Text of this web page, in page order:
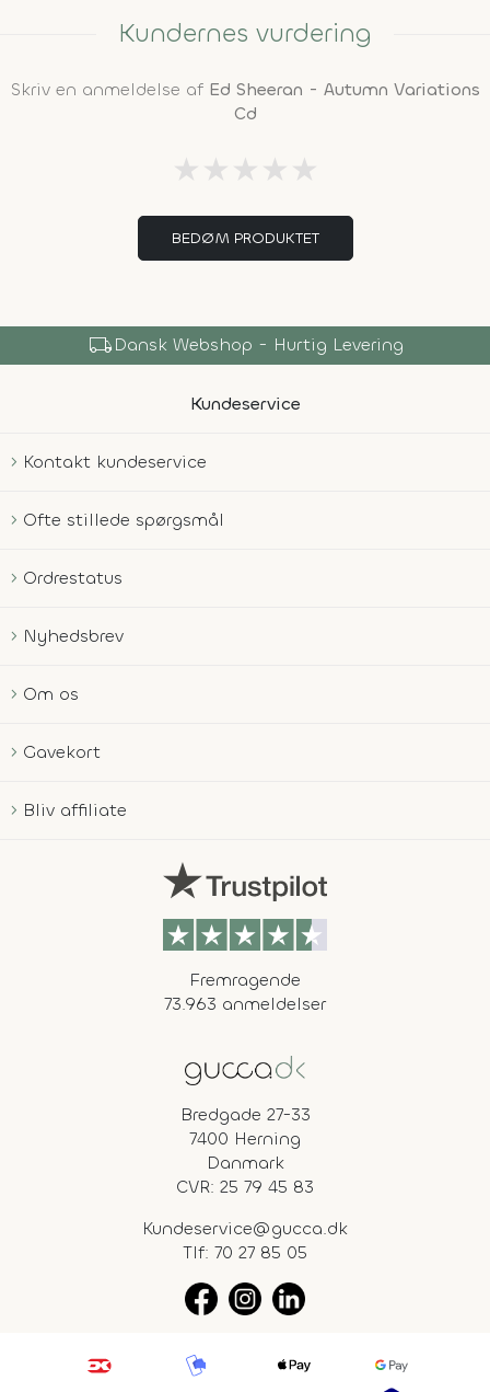
Kundernes vurdering
Skriv en anmeldelse af Ed Sheeran - Autumn Variations
Cd
★ ★ ★ ★ ★
BEDØM PRODUKTET
local_shippingDansk Webshop - Hurtig Levering
Kundeservice
Kontakt kundeservice
Ofte stillede spørgsmål
Ordrestatus
Nyhedsbrev
Om os
Gavekort
Bliv affiliate
Fremragende
73.963 anmeldelser
Bredgade 27-33
7400 Herning
Danmark
CVR: 25 79 45 83
Kundeservice@gucca.dk
Tlf: 70 27 85 05